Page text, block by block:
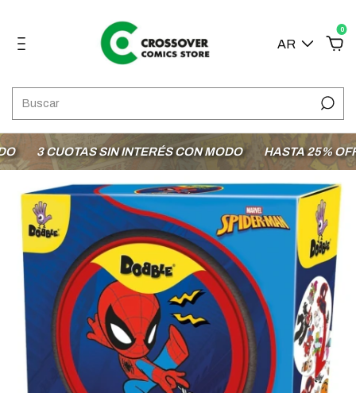
AR
0
3 CUOTAS SIN INTERÉS CON MODO HASTA 25% OFF